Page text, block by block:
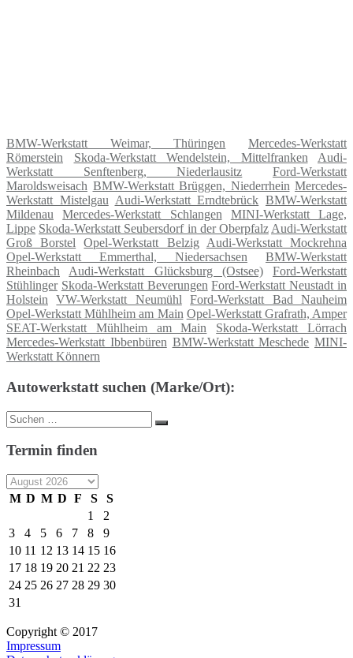
BMW-Werkstatt Weimar, Thüringen
Mercedes-Werkstatt
Römerstein
Skoda-Werkstatt Wendelstein, Mittelfranken
Audi-
Werkstatt Senftenberg, Niederlausitz
Ford-Werkstatt
Maroldsweisach BMW-Werkstatt Brüggen, Niederrhein Mercedes-
Werkstatt Mistelgau Audi-Werkstatt Erndtebrück BMW-Werkstatt
Mildenau
Mercedes-Werkstatt Schlangen
MINI-Werkstatt Lage,
Lippe Skoda-Werkstatt Seubersdorf in der Oberpfalz Audi-Werkstatt
Groß Borstel
Opel-Werkstatt Belzig
Audi-Werkstatt Mockrehna
Opel-Werkstatt Emmerthal, Niedersachsen
BMW-Werkstatt
Rheinbach
Audi-Werkstatt Glücksburg (Ostsee)
Ford-Werkstatt
Stühlinger Skoda-Werkstatt Beverungen Ford-Werkstatt Neustadt in
Holstein
VW-Werkstatt Neumühl
Ford-Werkstatt Bad Nauheim
Opel-Werkstatt Mühlheim am Main Opel-Werkstatt Grafrath, Amper
SEAT-Werkstatt Mühlheim am Main
Skoda-Werkstatt Lörrach
Mercedes-Werkstatt Ibbenbüren BMW-Werkstatt Meschede MINI-
Werkstatt Könnern
Autowerkstatt suchen (Marke/Ort):
Suche
nach:
Suchen
Termin finden
M D M D F S
S
1
2
3
4 5 6 7 8
9
10 11 12 13 14 15 16
17 18 19 20 21 22 23
24 25 26 27 28 29 30
31
Copyright © 2017
Impressum